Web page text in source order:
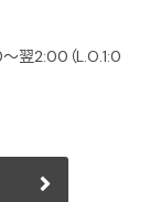
翌2:00（L.O.1:0